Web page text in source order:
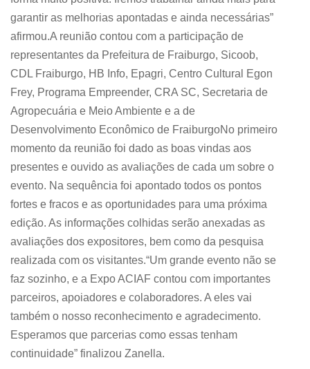
garantir as melhorias apontadas e ainda necessárias”
afirmou.A reunião contou com a participação de
representantes da Prefeitura de Fraiburgo, Sicoob,
CDL Fraiburgo, HB Info, Epagri, Centro Cultural Egon
Frey, Programa Empreender, CRA SC, Secretaria de
Agropecuária e Meio Ambiente e a de
Desenvolvimento Econômico de FraiburgoNo primeiro
momento da reunião foi dado as boas vindas aos
presentes e ouvido as avaliações de cada um sobre o
evento. Na sequência foi apontado todos os pontos
fortes e fracos e as oportunidades para uma próxima
edição. As informações colhidas serão anexadas as
avaliações dos expositores, bem como da pesquisa
realizada com os visitantes.“Um grande evento não se
faz sozinho, e a Expo ACIAF contou com importantes
parceiros, apoiadores e colaboradores. A eles vai
também o nosso reconhecimento e agradecimento.
Esperamos que parcerias como essas tenham
continuidade” finalizou Zanella.